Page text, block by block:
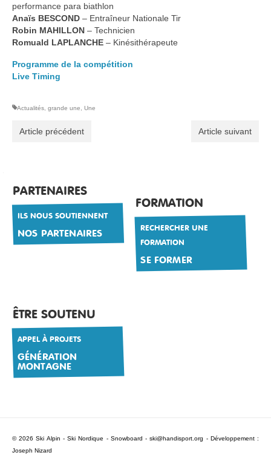
performance para biathlon
Anaïs BESCOND – Entraîneur Nationale Tir
Robin MAHILLON – Technicien
Romuald LAPLANCHE – Kinésithérapeute
Programme de la compétition
Live Timing
Actualités grande une Une
Article précédent Article suivant
PARTENAIRES
ILS NOUS SOUTIENNENT
NOS PARTENAIRES
FORMATION
RECHERCHER UNE
FORMATION
SE FORMER
ÊTRE SOUTENU
APPEL À PROJETS
GÉNÉRATION
MONTAGNE
© 2026 Ski Alpin - Ski Nordique - Snowboard -ski@handisport.org - Développement :
Joseph Nizard